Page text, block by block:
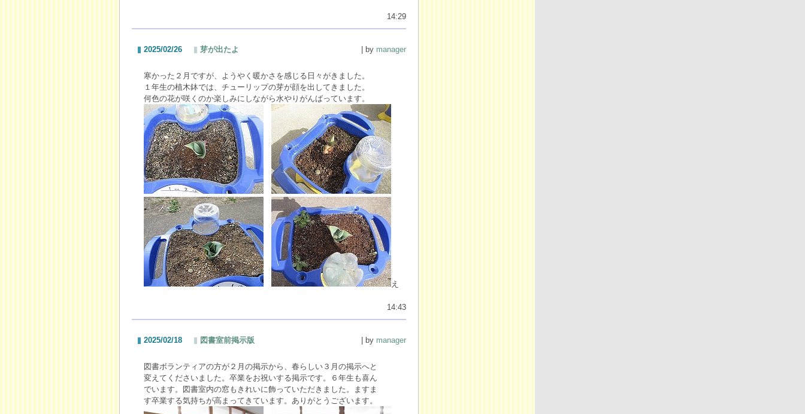
14:29
2025/02/26 芽が出たよ | by manager
寒かった２月ですが、ようやく暖かさを感じる日々がきました。
１年生の植木鉢では、チューリップの芽が顔を出してきました。
何色の花が咲くのか楽しみにしながら水やりがんばっています。
え
14:43
2025/02/18 図書室前掲示版 | by manager
図書ボランティアの方が２月の掲示から、春らしい３月の掲示へと
変えてくださいました。卒業をお祝いする掲示です。６年生も喜ん
でいます。図書室内の窓もきれいに飾っていただきました。ますま
す卒業する気持ちが高まってきています。ありがとうございます。